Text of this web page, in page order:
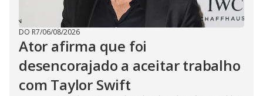
DO R7/06/08/2026
Ator afirma que foi
desencorajado a aceitar trabalho
com Taylor Swift